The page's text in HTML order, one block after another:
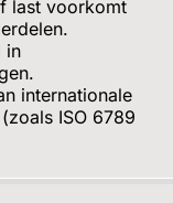
last voorkomt
in
internationale
ISO 6789